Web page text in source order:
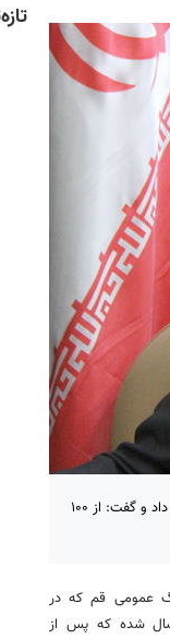
قم - مدیر کل فرهنگ و ارشاد اسلامی استان قم از ارسال ۳۵۰ اثر به کنگره ملی شعر کرامت خبر داد و گفت: از ۱۰۰
عمومی قم که در
شعر کرامت ارسال شده که پس از